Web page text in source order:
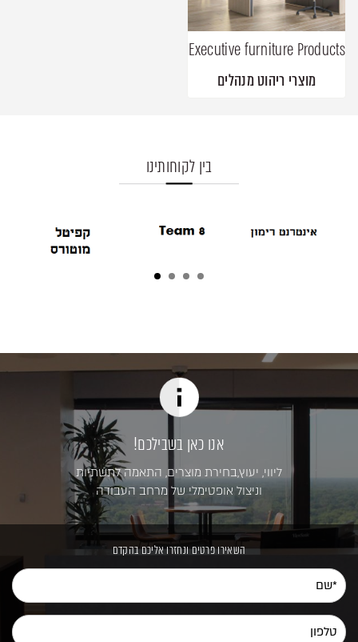
מוצרי ריהוט מנהלים
Executive furniture Products
בין לקוחותינו
אנו כאן בשבילכם!
ליווי, יעוץ,בחירת מוצרים, התאמה לתשתיות
וניצול אופטימלי של מרחב העבודה
השאירו פרטים ונחזרו אליכם בהקדם